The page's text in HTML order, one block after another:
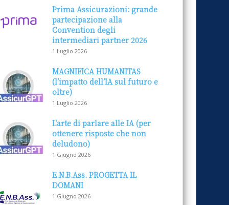
Prima Assicurazioni: grande
partecipazione alla
Convention degli
intermediari partner 2026
1 Luglio 2026
MAGNIFICA HUMANITAS
(l’impatto dell’IA sul futuro e
oltre)
1 Luglio 2026
L’arte di parlare alle IA (per
ottenere risposte che non
deludono)
1 Giugno 2026
E.N.B.Ass. PROGETTA IL
DOMANI
1 Giugno 2026